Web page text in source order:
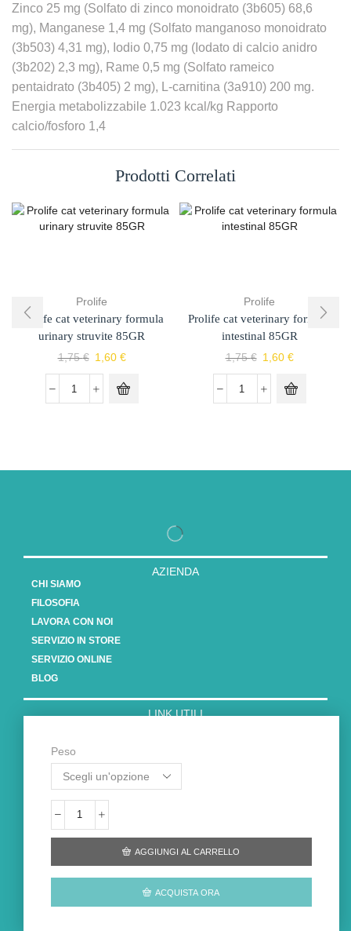
Zinco 25 mg (Solfato di zinco monoidrato (3b605) 68,6
mg), Manganese 1,4 mg (Solfato manganoso monoidrato
(3b503) 4,31 mg), Iodio 0,75 mg (Iodato di calcio anidro
(3b202) 2,3 mg), Rame 0,5 mg (Solfato rameico
pentaidrato (3b405) 2 mg), L-carnitina (3a910) 200 mg.
Energia metabolizzabile 1.023 kcal/kg Rapporto
calcio/fosforo 1,4
Prodotti Correlati
Prolife
Prolife cat veterinary formula
urinary struvite 85GR
1,75€ 1,60 €
Prolife
Prolife cat veterinary formula
intestinal 85GR
1,75€ 1,60 €
AZIENDA
CHI SIAMO
FILOSOFIA
LAVORA CON NOI
SERVIZIO IN STORE
SERVIZIO ONLINE
BLOG
LINK UTILI
CONDIZIONI DI VENDITA
SPEDIZIONI E CONSEGNE
PRIVACY POLICY
COOKIE POLICY
CONTATTO
Peso
AGGIUNGI AL CARRELLO
ACQUISTA ORA